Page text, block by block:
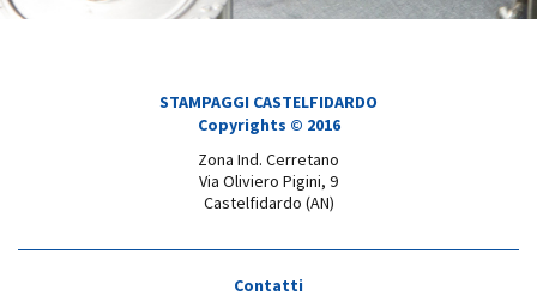
STAMPAGGI CASTELFIDARDO
Copyrights © 2016
Zona Ind. Cerretano
Via Oliviero Pigini, 9
Castelfidardo (AN)
Contatti